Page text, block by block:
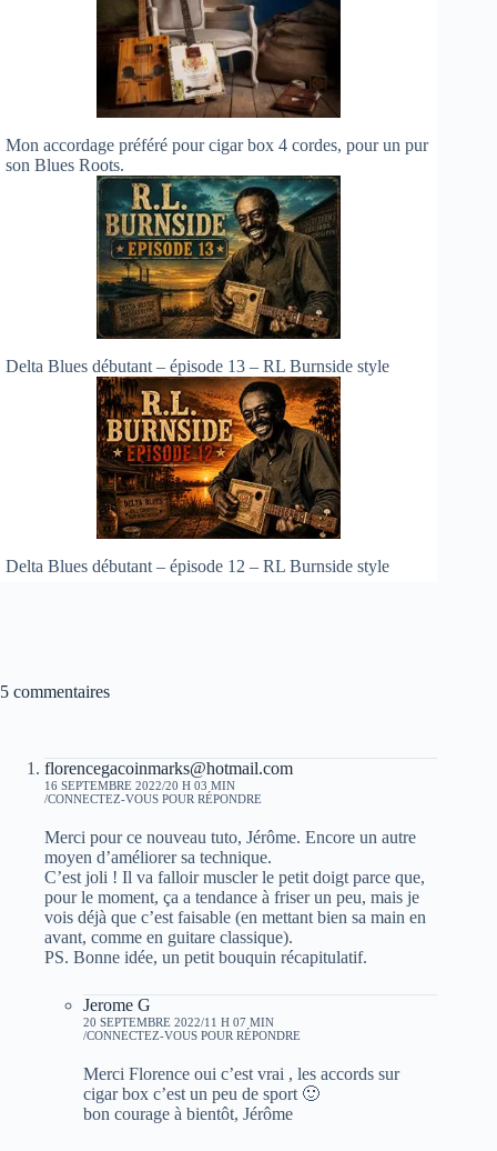
Mon accordage préféré pour cigar box 4 cordes, pour un pur
son Blues Roots.
Delta Blues débutant – épisode 13 – RL Burnside style
Delta Blues débutant – épisode 12 – RL Burnside style
5 commentaires
florencegacoinmarks@hotmail.com
16 SEPTEMBRE 2022/20 H 03 MIN
CONNECTEZ-VOUS POUR RÉPONDRE
Merci pour ce nouveau tuto, Jérôme. Encore un autre
moyen d’améliorer sa technique.
C’est joli ! Il va falloir muscler le petit doigt parce que,
pour le moment, ça a tendance à friser un peu, mais je
vois déjà que c’est faisable (en mettant bien sa main en
avant, comme en guitare classique).
PS. Bonne idée, un petit bouquin récapitulatif.
Jerome G
20 SEPTEMBRE 2022/11 H 07 MIN
CONNECTEZ-VOUS POUR RÉPONDRE
Merci Florence oui c’est vrai , les accords sur
cigar box c’est un peu de sport 🙂
bon courage à bientôt, Jérôme